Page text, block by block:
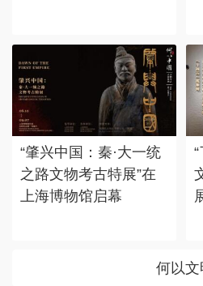
“肇兴中国：秦·大一统
之路文物考古特展”在
上海博物馆启幕
何以文